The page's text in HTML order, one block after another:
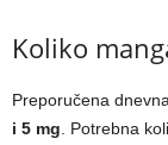
Koliko
Preporučena
i 5 mg. Potrebna